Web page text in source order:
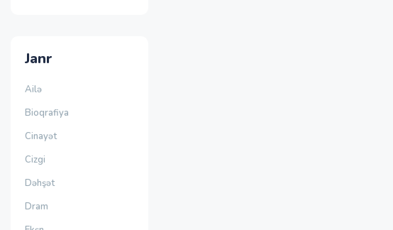
Janr
Ailə
Bioqrafiya
Cinayət
Cizgi
Dəhşət
Dram